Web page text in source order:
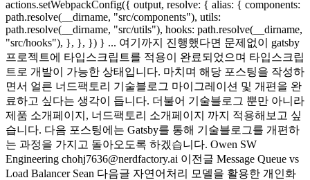
actions.setWebpackConfig({ output, resolve: { alias: { components:
path.resolve(__dirname, "src/components"), utils:
path.resolve(__dirname, "src/utils"), hooks: path.resolve(__dirname,
"src/hooks"), }, }, }) } ... 여기까지 진행했다면 문제없이 gatsby
프로젝트에 타입스크립트를 적용이 완료되었으며 타입스크립
트로 개발이 가능한 상태입니다. 마치며 해당 포스팅을 작성하
면서 얼른 너드팩토리 기술블로그 마이그레이션 및 개편을 완
료하고 싶다는 생각이 듭니다. 더불어 기술블로그 뿐만 아니라
제품 소개페이지, 너드팩토리 소개페이지 까지 적용해보고 싶
습니다. 다음 포스팅에는 Gatsby를 통해 기술블로그를 개편하
는 과정을 가지고 돌아오도록 하겠습니다. Owen SW
Engineering chohj7636@nerdfactory.ai 이전글 Message Queue vs
Load Balancer Sean 다음글 자연어처리 모델을 활용한 개인화